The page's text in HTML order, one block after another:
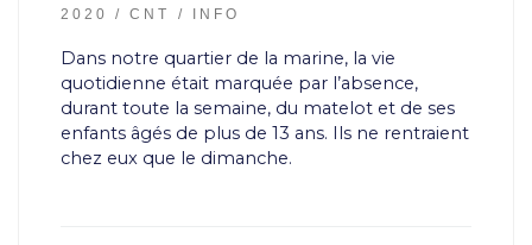
2020 CNT INFO
Dans notre quartier de la marine, la vie
quotidienne était marquée par l’absence,
durant toute la semaine, du matelot et de ses
enfants âgés de plus de 13 ans. Ils ne rentraient
chez eux que le dimanche.